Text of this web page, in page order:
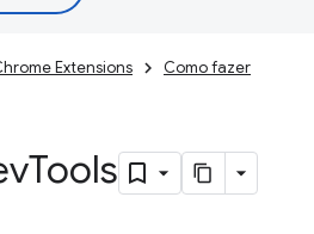
Extensions Como fazer
Tools